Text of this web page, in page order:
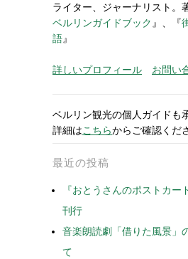
ライター、ジャーナリスト。
ベルリンガイドブック 』、『
語』
詳しいプロフィール お問い
ベルリン観光の個人ガイドも
詳細はこちらからご確認くだ
最近の投稿
『おとうさんのポストカー
刊行
音楽朗読劇「借りた風景」
て